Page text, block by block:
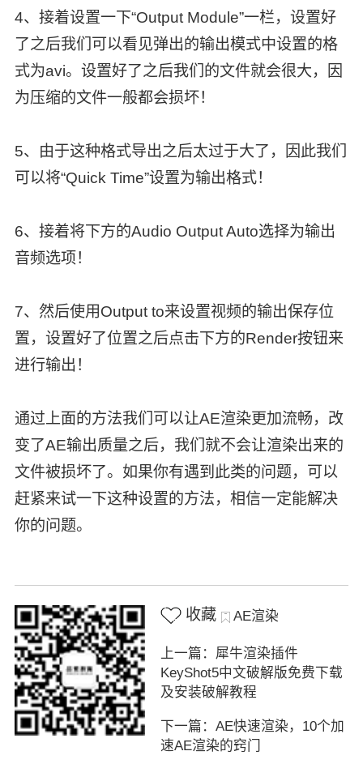
4、接着设置一下“Output Module”一栏，设置好
了之后我们可以看见弹出的输出模式中设置的格
式为avi。设置好了之后我们的文件就会很大，因
为压缩的文件一般都会损坏！
5、由于这种格式导出之后太过于大了，因此我们
可以将“Quick Time”设置为输出格式！
6、接着将下方的Audio Output Auto选择为输出
音频选项！
7、然后使用Output to来设置视频的输出保存位
置，设置好了位置之后点击下方的Render按钮来
进行输出！
通过上面的方法我们可以让AE渲染更加流畅，改
变了AE输出质量之后，我们就不会让渲染出来的
文件被损坏了。如果你有遇到此类的问题，可以
赶紧来试一下这种设置的方法，相信一定能解决
你的问题。
收藏 AE渲染
上一篇：犀牛渲染插件
KeyShot5中文破解版免费下载
及安装破解教程
下一篇：AE快速渲染，10个加
速AE渲染的窍门